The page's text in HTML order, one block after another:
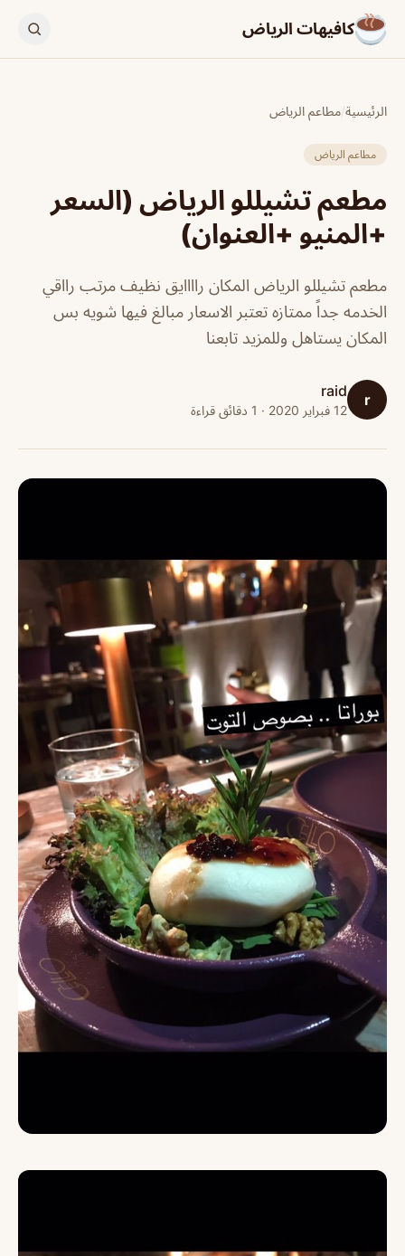
كافيهات الرياض
الرئيسية/مطاعم الرياض
مطاعم الرياض
مطعم تشيللو الرياض (السعر
+المنيو +العنوان)
مطعم تشيللو الرياض المكان راااايق نظيف مرتب رااقي
الخدمه جداً ممتازه تعتبر الاسعار مبالغ فيها شويه بس
المكان يستاهل وللمزيد تابعنا
r
raid
12 فبراير 2020 · 1 دقائق قراءة